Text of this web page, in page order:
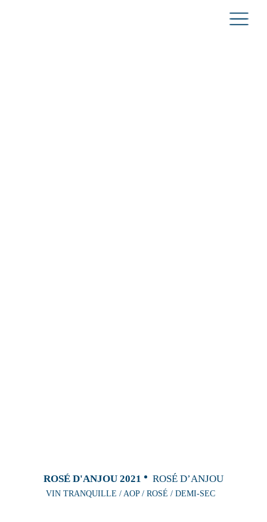
ROSÉ D'ANJOU 2021 ROSÉ D’ANJOU
VIN TRANQUILLE / AOP / ROSÉ / DEMI-SEC